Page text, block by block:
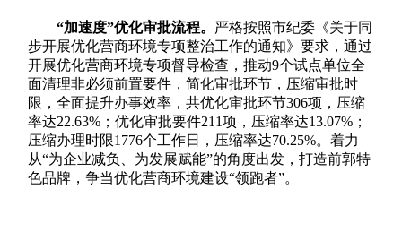
“加速度”优化审批流程。 严格按照市纪委《关于同
步开展优化营商环境专项整治工作的通知》要求，通过
开展优化营商环境专项督导检查，推动9个试点单位全
面清理非必须前置要件，简化审批环节，压缩审批时
限，全面提升办事效率，共优化审批环节306项，压缩
率达22.63%；优化审批要件211项，压缩率达13.07%；
压缩办理时限1776个工作日，压缩率达70.25%。着力
从“为企业减负、为发展赋能”的角度出发，打造前郭特
色品牌，争当优化营商环境建设“领跑者”。